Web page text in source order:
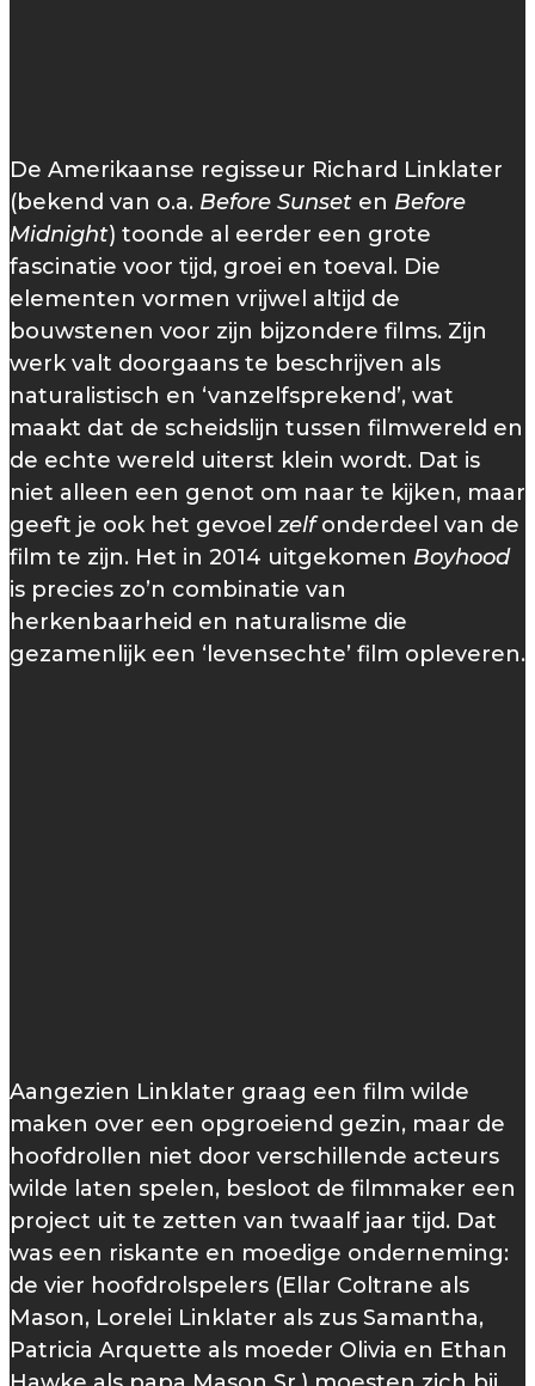
De Amerikaanse regisseur Richard Linklater
(bekend van o.a. Before Sunset en Before
Midnight) toonde al eerder een grote
fascinatie voor tijd, groei en toeval. Die
elementen vormen vrijwel altijd de
bouwstenen voor zijn bijzondere films. Zijn
werk valt doorgaans te beschrijven als
naturalistisch en ‘vanzelfsprekend’, wat
maakt dat de scheidslijn tussen filmwereld en
de echte wereld uiterst klein wordt. Dat is
niet alleen een genot om naar te kijken, maar
geeft je ook het gevoelzelfonderdeel van de
film te zijn. Het in 2014 uitgekomen Boyhood
is precies zo’n combinatie van
herkenbaarheid en naturalisme die
gezamenlijk een ‘levensechte’ film opleveren.
Aangezien Linklater graag een film wilde
maken over een opgroeiend gezin, maar de
hoofdrollen niet door verschillende acteurs
wilde laten spelen, besloot de filmmaker een
project uit te zetten van twaalf jaar tijd. Dat
was een riskante en moedige onderneming:
de vier hoofdrolspelers (Ellar Coltrane als
Mason, Lorelei Linklater als zus Samantha,
Patricia Arquette als moeder Olivia en Ethan